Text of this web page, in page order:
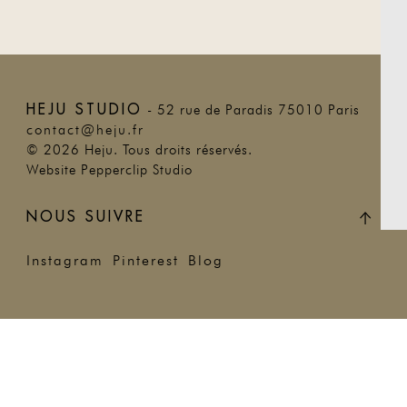
HEJU STUDIO - 52 rue de Paradis 75010 Paris
contact@heju.fr
© 2026 Heju. Tous droits réservés.
Website Pepperclip Studio
NOUS SUIVRE
Instagram Pinterest Blog